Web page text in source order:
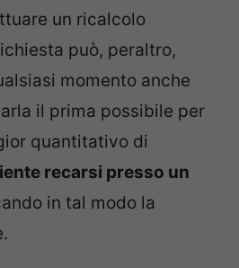
un ricalcolo
può, peraltro,
momento anche
il prima possibile per
quantitativo di
recarsi presso un
in tal modo la